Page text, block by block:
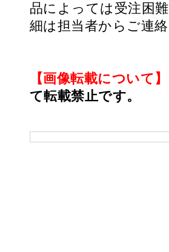
品によっては受注困
細は担当者からご連
【画像転載について】
て転載禁止です。